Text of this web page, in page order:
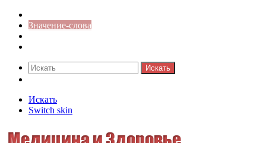
Значение-слова
Искать
Искать
Switch skin